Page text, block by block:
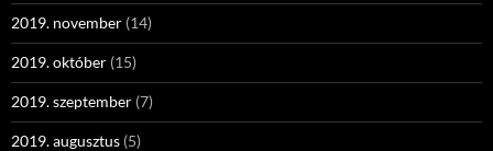
2019. november (14)
2019. október (15)
2019. szeptember (7)
2019. augusztus (5)